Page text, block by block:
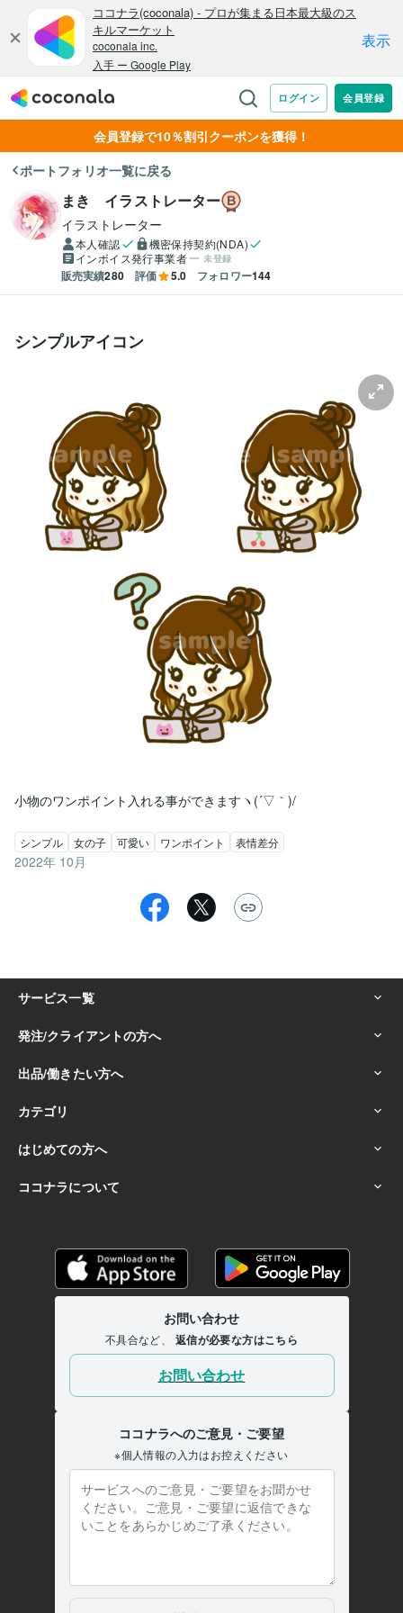
会員登録で10％割引クーポンを獲得！
ポートフォリオ一覧に戻る
まき イラストレーター
イラストレーター
本人確認
機密保持契約(NDA)
インボイス発行事業者
未登録
販売実績280 評価 5.0 フォロワー144
シンプルアイコン
小物のワンポイント入れる事ができますヽ(´▽｀)/
シンプル 女の子 可愛い ワンポイント 表情差分
2022年 10月